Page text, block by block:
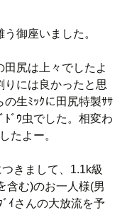
御座いました。
田尻は上々でしたよ
りには良かったと思
生ﾐｯｸに田尻特製ｻｻ
ﾄﾞｳ虫でした。相変わ
たよー。
きまして、1.1k級
含む)のお一人様(男
ｲさんの大放流を予